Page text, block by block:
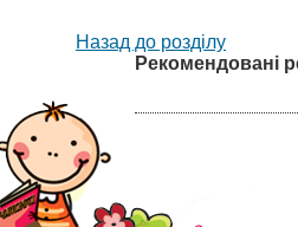
Назад до розділу
Рекомендовані